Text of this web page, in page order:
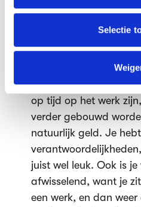
informatie die je aan ze hebt
verzameld op basis van jouw
We werken samen met63
kunnen ontvangen en
Selectie
van de fundering enz.
van de goederen
iemand anders, maar
moet er wel voor
op tijd op het werk
verder gebouwd
natuurlijk geld. Je
juist wel leuk. Ook is je
afwisselend, want je
een werk, en dan